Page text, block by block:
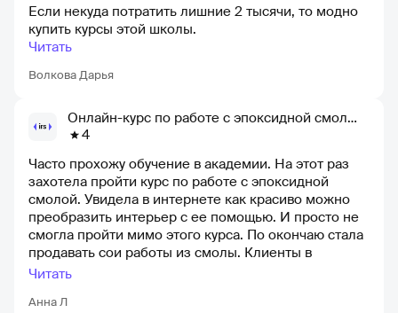
Волкова Дарья
Если некуда потратить лишние 2 тысячи, то модно
купить курсы этой школы.
Читать
Онлайн-курс по работе с эпоксидной смолой
4
Анна Л
Часто прохожу обучение в академии. На этот раз
захотела пройти курс по работе с эпоксидной
смолой. Увидела в интернете как красиво можно
преобразить интерьер с ее помощью. И просто не
смогла пройти мимо этого курса. По окончаю стала
продавать сои работы из смолы. Клиенты в
восторге и я тоже. Отбила потраченные деньги на
Читать